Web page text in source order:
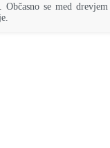
se med drevjem